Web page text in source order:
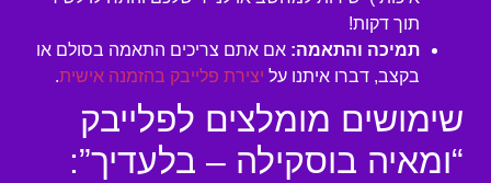
תוך דקות!
תמיכה והתאמה: אם אתם צריכים התאמה בסולם או
בקצב, דברו איתנו על יצירת פלייבק בהזמנה אישית.
שימושים מומלצים לפלייבק
“ומאיה בוסקילה – בלעדיך”: